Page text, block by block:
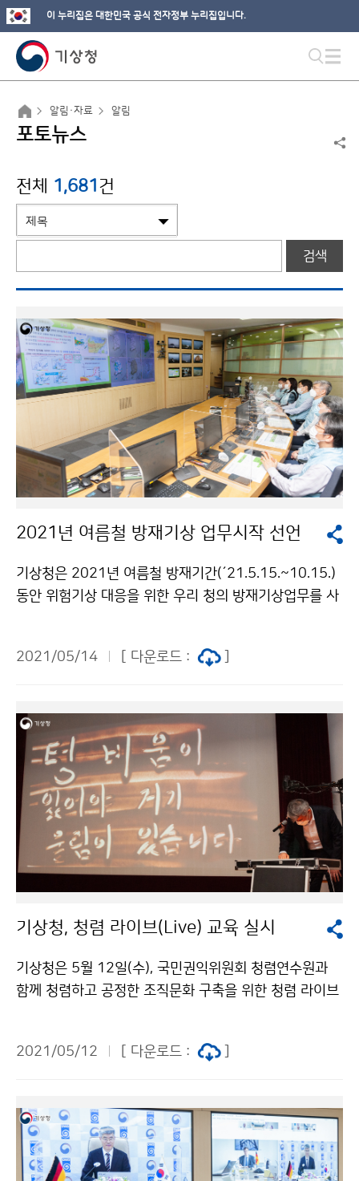
이 누리집은 대한민국 공식 전자정부 누리집입니다.
알림·자료 알림
포토뉴스
전체 1,681건
검색
2021년 여름철 방재기상 업무시작 선언
기상청은 2021년 여름철 방재기간(´21.5.15.~10.15.)
동안 위험기상 대응을 위한 우리 청의 방재기상업무를 사
2021/05/14
[ 다운로드 :
기상청, 청렴 라이브(Live) 교육 실시
기상청은 5월 12일(수), 국민권익위원회 청렴연수원과
함께 청렴하고 공정한 조직문화 구축을 위한 청렴 라이브
참여하였습니다.
2021/05/12 [ 다운로드 :